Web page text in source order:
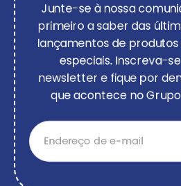
Junte-se à nossa
primeiro a saber das
lançamentos de
especiais. Inscreva-
newsletter e fique por
que acontece no Grupo